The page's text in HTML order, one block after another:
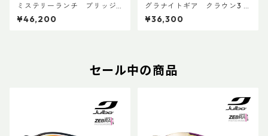
ミステリーランチ ブリッジ
ャー 45 ウィメンズ
¥46,200
グラナイトギア クラウン3 4
0 ECO
¥36,300
セール中の商品